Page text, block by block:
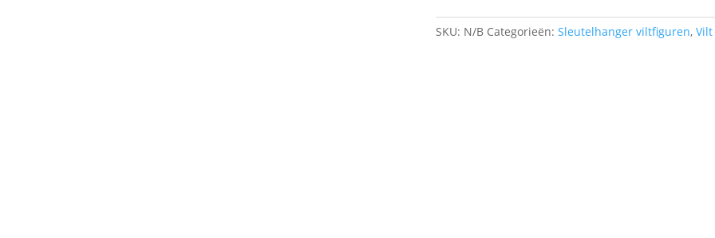
SKU: N/B Categorieën:Sleutelhanger viltfiguren,Vilt